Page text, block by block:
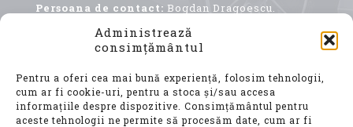
Administrează
consimțământul
Pentru a oferi cea mai bună experiență, folosim tehnologii,
cum ar fi cookie-uri, pentru a stoca și/sau accesa
informațiile despre dispozitive. Consimțământul pentru
aceste tehnologii ne permite să procesăm date, cum ar fi
Persoana de contact: Bogdan Dragoescu.